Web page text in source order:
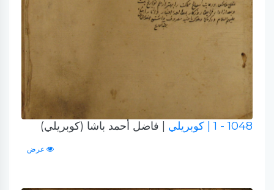
1048 - 1 | كوبريلي | فاضل أحمد باشا (كوبريلي)
عرض